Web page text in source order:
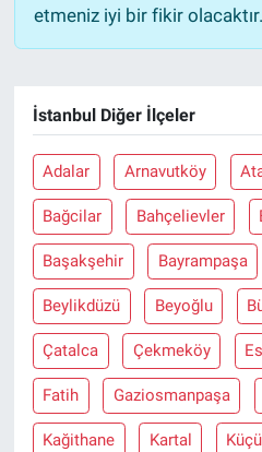
etmeniz iyi bir fikir olacaktır.
İstanbul Diğer İlçeler
Adalar Arnavutköy
Bağcilar Bahçelievler
Başakşehir Bayrampaşa
Beylikdüzü Beyoğlu
Çatalca Çekmeköy
Fatih Gaziosmanpaşa
Kağithane Kartal